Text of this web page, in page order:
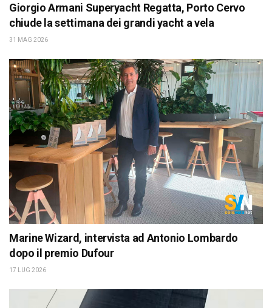
Giorgio Armani Superyacht Regatta, Porto Cervo
chiude la settimana dei grandi yacht a vela
31 MAG 2026
Marine Wizard, intervista ad Antonio Lombardo
dopo il premio Dufour
17 LUG 2026